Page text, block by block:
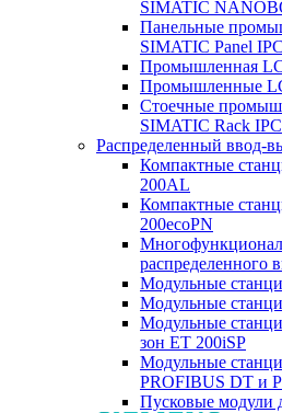
SIMATIC
Панельные
SIMATIC Panel IPC
Промышленная
Промышленные
Стоечные
SIMATIC Rack IPC
Распределенный ввод-
Компактные
200AL
Компактные
200ecoPN
распределенного
Модульные
Модульные
Модульные
зон ET 200iSP
Модульные
PROFIBUS DT и
Пусковые модули